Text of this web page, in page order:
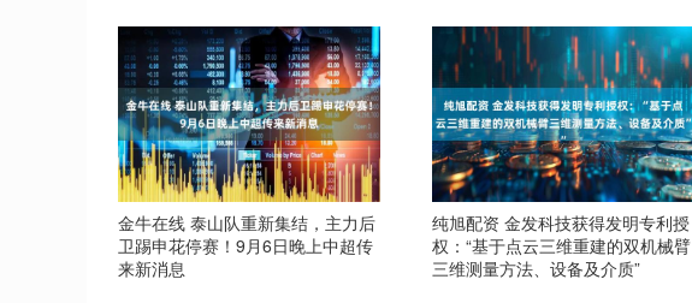
金牛在线 泰山队重新集结，主力后
卫踢申花停赛！9月6日晚上中超传
来新消息
纯旭配资 金发科技获得发明专利授
权：“基于点云三维重建的双机械臂
三维测量方法、设备及介质”